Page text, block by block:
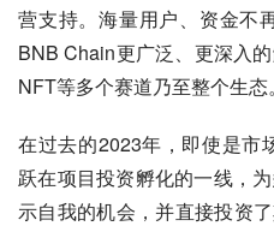
营支持。海量用户、资金不
BNB Chain更广泛、更深入
NFT等多个赛道乃至整个生态。
在过去的2023年，即使是市
跃在项目投资孵化的一线，
示自我的机会，并直接投资